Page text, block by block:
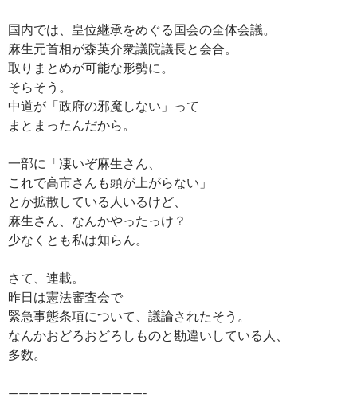
国内では、皇位継承をめぐる国会の全体会議。
麻生元首相が森英介衆議院議長と会合。
取りまとめが可能な形勢に。
そらそう。
中道が「政府の邪魔しない」って
まとまったんだから。
一部に「凄いぞ麻生さん、
これで高市さんも頭が上がらない」
とか拡散している人いるけど、
麻生さん、なんかやったっけ？
少なくとも私は知らん。
さて、連載。
昨日は憲法審査会で
緊急事態条項について、議論されたそう。
なんかおどろおどろしものと勘違いしている人、
多数。
—————————————-